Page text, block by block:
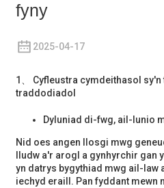
fyny
2025-04-17
1、 Cyfleustra cymdeithasol
traddodiadol
Dyluniad di-fwg, ail-lunio
Nid oes angen llosgi mwg
lludw a'r arogl a gynhyrchir
yn datrys bygythiad mwg ail-law
iechyd eraill. Pan fyddant mewn